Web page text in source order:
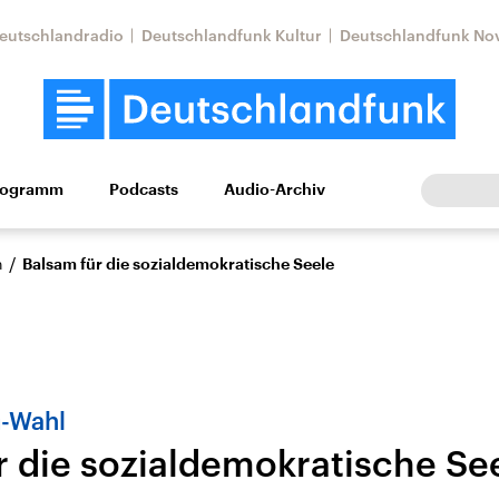
Deutschlandfunk Kultur Deutschlandfunk
Wissen Kultur Europa
Nahostkonflikt
Iran
Podcasts Audio-Archiv
/ Balsam für die sozialdemokratische Seele
Wahl
die sozialdemokratische